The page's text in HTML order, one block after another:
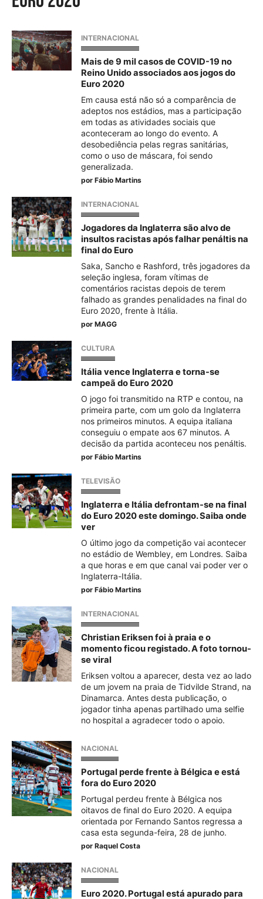
INTERNACIONAL
Mais de 9 mil casos de COVID-19 no
Reino Unido associados aos jogos do
Euro 2020
Em causa está não só a comparência de
adeptos nos estádios, mas a participação
em todas as atividades sociais que
aconteceram ao longo do evento. A
desobediência pelas regras sanitárias,
como o uso de máscara, foi sendo
generalizada.
por Fábio Martins
INTERNACIONAL
Jogadores da Inglaterra são alvo de
insultos racistas após falhar penáltis na
final do Euro
Saka, Sancho e Rashford, três jogadores da
seleção inglesa, foram vítimas de
comentários racistas depois de terem
falhado as grandes penalidades na final do
Euro 2020, frente à Itália.
por MAGG
CULTURA
Itália vence Inglaterra e torna-se
campeã do Euro 2020
O jogo foi transmitido na RTP e contou, na
primeira parte, com um golo da Inglaterra
nos primeiros minutos. A equipa italiana
conseguiu o empate aos 67 minutos. A
decisão da partida aconteceu nos penáltis.
por Fábio Martins
TELEVISÃO
Inglaterra e Itália defrontam-se na final
do Euro 2020 este domingo. Saiba onde
ver
O último jogo da competição vai acontecer
no estádio de Wembley, em Londres. Saiba
a que horas e em que canal vai poder ver o
Inglaterra-Itália.
por Fábio Martins
INTERNACIONAL
Christian Eriksen foi à praia e o
momento ficou registado. A foto tornou-
se viral
Eriksen voltou a aparecer, desta vez ao lado
de um jovem na praia de Tidvilde Strand, na
Dinamarca. Antes desta publicação, o
jogador tinha apenas partilhado uma selfie
no hospital a agradecer todo o apoio.
NACIONAL
Portugal perde frente à Bélgica e está
fora do Euro 2020
Portugal perdeu frente à Bélgica nos
oitavos de final do Euro 2020. A equipa
orientada por Fernando Santos regressa a
casa esta segunda-feira, 28 de junho.
por Raquel Costa
NACIONAL
Euro 2020. Portugal está apurado para